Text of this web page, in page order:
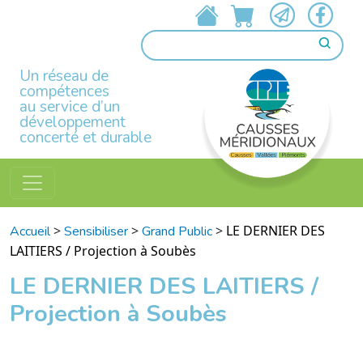
Un réseau de
compétences
au service d’un
développement
concerté et durable
Accueil>Sensibiliser>Grand Public> LE DERNIER DES
LAITIERS / Projection à Soubès
LE DERNIER DES LAITIERS /
Projection à Soubès